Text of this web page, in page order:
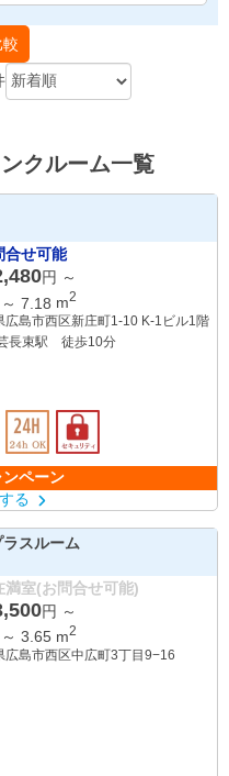
クルーム一覧
合せ可能
円 ～
～ 7.18 m2
広島市西区新庄町1-10 K-1ビル1階
長束駅 徒歩10分
ンペーン
る
スルーム
満室(お問合せ可能)
円 ～
～ 3.65 m2
広島市西区中広町3丁目9−16